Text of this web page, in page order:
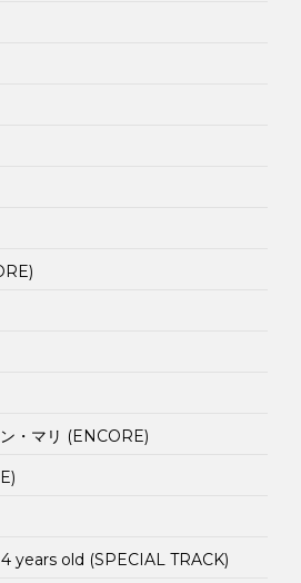
・マリ (ENCORE)
years old (SPECIAL TRACK)